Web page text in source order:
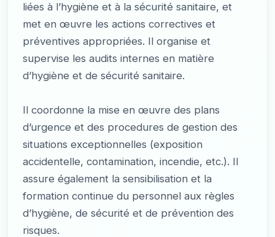
liées à l’hygiène et à la sécurité sanitaire, et
met en œuvre les actions correctives et
préventives appropriées. Il organise et
supervise les audits internes en matière
d’hygiène et de sécurité sanitaire.
Il coordonne la mise en œuvre des plans
d’urgence et des procedures de gestion des
situations exceptionnelles (exposition
accidentelle, contamination, incendie, etc.). Il
assure également la sensibilisation et la
formation continue du personnel aux règles
d’hygiène, de sécurité et de prévention des
risques.